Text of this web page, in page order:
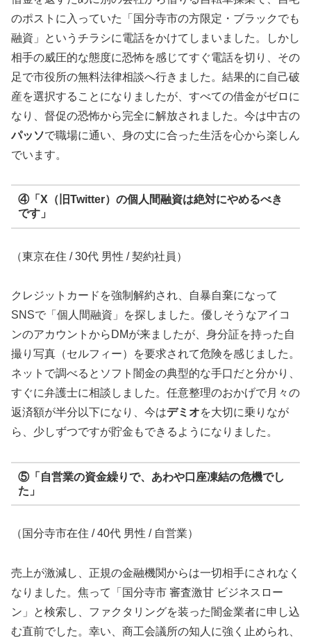
のポストに入っていた「国分寺市の方限定・ブラックでも
融資」というチラシに電話をかけてしまいました。しかし
相手の威圧的な態度に恐怖を感じてすぐ電話を切り、その
足で市役所の無料法律相談へ行きました。結果的に自己破
産を選択することになりましたが、すべての借金がゼロに
なり、督促の恐怖から完全に解放されました。今は中古の
パッソで職場に通い、身の丈に合った生活を心から楽しん
でいます。
④「X（旧Twitter）の個人間融資は絶対にやめるべき
です」
（東京在住 / 30代 男性 / 契約社員）
クレジットカードを強制解約され、自暴自棄になって
SNSで「個人間融資」を探しました。優しそうなアイコ
ンのアカウントからDMが来ましたが、身分証を持った自
撮り写真（セルフィー）を要求されて危険を感じました。
ネットで調べるとソフト闇金の典型的な手口だと分かり、
すぐに弁護士に相談しました。任意整理のおかげで月々の
返済額が半分以下になり、今はデミオを大切に乗りなが
ら、少しずつですが貯金もできるようになりました。
⑤「自営業の資金繰りで、あわや口座凍結の危機でし
た」
（国分寺市在住 / 40代 男性 / 自営業）
売上が激減し、正規の金融機関からは一切相手にされなく
なりました。焦って「国分寺市 審査激甘 ビジネスロー
ン」と検索し、ファクタリングを装った闇金業者に申し込
む直前でした。幸い、商工会議所の知人に強く止められ、